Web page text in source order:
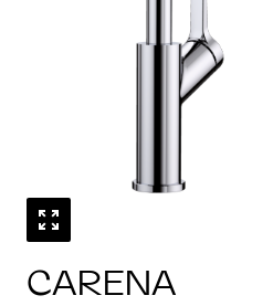
CARENA